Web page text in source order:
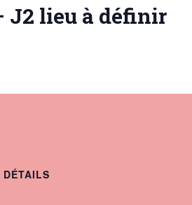
J2 lieu à définir
DÉTAILS